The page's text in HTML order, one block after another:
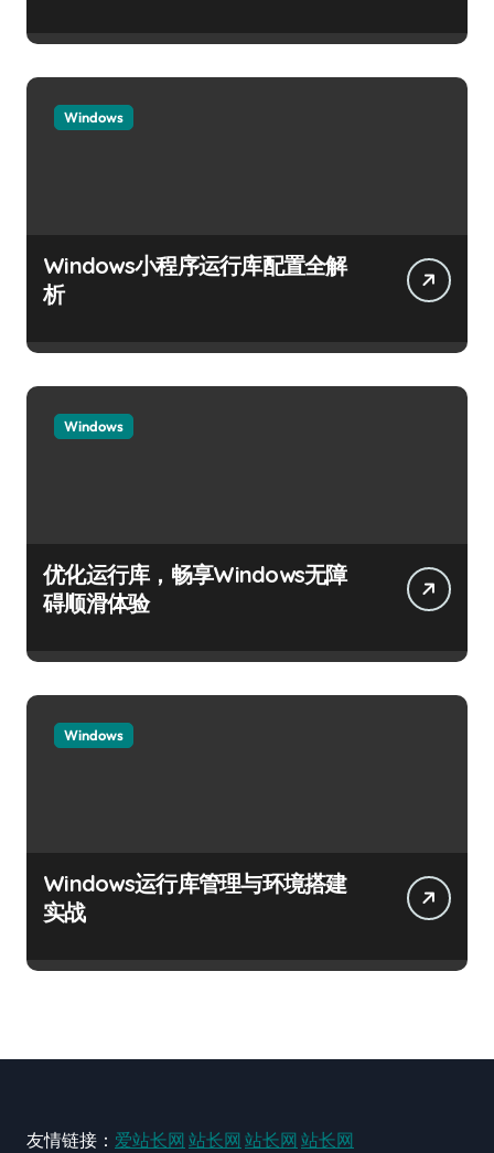
Windows
Windows小程序运行库配置全解
析
Windows
优化运行库，畅享Windows无障
碍顺滑体验
Windows
Windows运行库管理与环境搭建
实战
友情链接： 爱站长网 站长网 站长网 站长网